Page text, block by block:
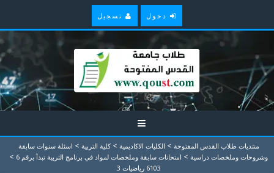
دخول تسجيل
منتديات طلاب القدس المفتوحة > الكليات الاكاديمية > كلية التربية > اسئلة سنوات سابقة
وشروحات وملخصات دراسية > امتحانات سابقة وملخصات لمواد في برنامج التربية تبدأ برقم 6 >
6103 رياضيات 3